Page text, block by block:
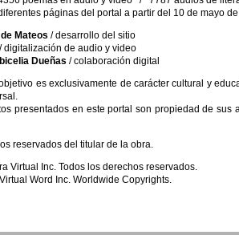
páginas del portal a partir del 10 de mayo
Mateos / desarrollo del sitio
/ digitalización de audio y video
Dueñas / colaboración digital
es exclusivamente de carácter cultural y
presentados en este portal son propiedad de sus
reservados del titular de la obra.
Virtual Inc. Todos los derechos reservados.
Word Inc. Worldwide Copyrights.